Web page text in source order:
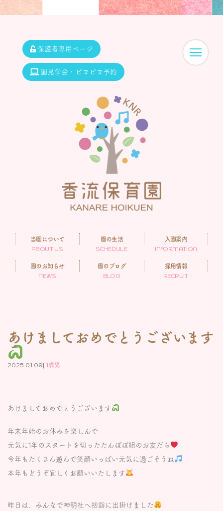
保護者専用ページ
園見学会・ピヨピヨ予約
当園について
ABOUT US
園の生活
SCHEDULE
入園案内
INFORMATION
園のお知らせ
NEWS
園のブログ
BLOG
採用情報
RECRUIT
あけましておめでとうございます
2025.01.09| 1歳児
あけましておめでとうございます
年末年始のお休みを楽しんで
元気に1年のスタートを切ったたんぽぽ組のお友だち
今年もたくさん遊んで笑顔いっぱい元気に過ごそうね
本年もどうぞ宜しくお願いいたします
昨日は、みんなで神明社へ初詣に出掛けました